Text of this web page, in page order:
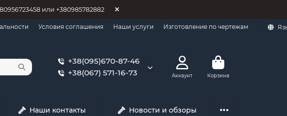
или +380985782882
Условия соглашения Наши услуги Изготовление по чертежам
+38(095)670-87-46
+38(067) 571-16-73
Аккаунт Корзина
Наши контакты Новости и обзоры